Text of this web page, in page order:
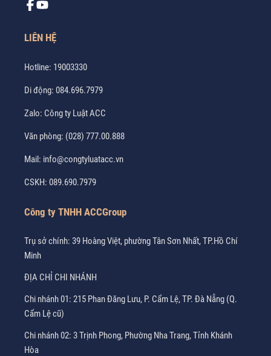
LIÊN HỆ
Hotline: 19003330
Di động: 084.696.7979
Zalo: Công ty Luật ACC
Văn phòng: (028) 777.00.888
Mail: info@congtyluatacc.vn
CSKH: 089.690.7979
Công ty TNHH ACCGroup
Trụ sở chính: 39 Hoàng Việt, phường Tân Sơn Nhất, TP.Hồ Chí
Minh
ĐỊA CHỈ CHI NHÁNH
Chi nhánh 01: 215 Phan Đăng Lưu, P. Cẩm Lệ, TP. Đà Nẵng (Q.
Cẩm Lệ cũ)
Chi nhánh 02: 3 Trịnh Phong, Phường Nha Trang, Tỉnh Khánh
Hòa